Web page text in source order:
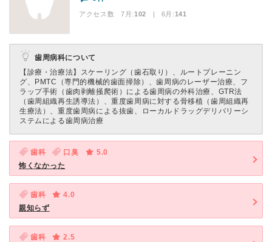
アクセス数 7月:102 | 6月:141
歯周病科について
【診療・治療法】 スケーリング（歯石取り）、ルートプレーニン
グ、PMTC（専門的機械的歯面掃除）、歯周病のレーザー治療、フ
ラップ手術（歯肉剥離掻爬術）による歯周病の外科治療、GTR法
（歯周組織再生誘導法）、重度歯周病に対する骨移植（歯周組織再
生療法）、重度歯周病による抜歯、ローカルドラッグデリバリーシ
ステムによる歯周病治療
歯科 口臭
5.0
怖くなかった
歯科
4.0
親知らず
歯科
2.5